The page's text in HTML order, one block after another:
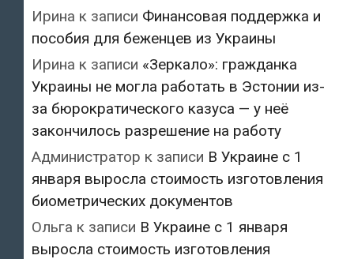
Ирина к записи Финансовая поддержка и
пособия для беженцев из Украины
Ирина к записи «Зеркало»: гражданка
Украины не могла работать в Эстонии из-
за бюрократического казуса — у неё
закончилось разрешение на работу
Администратор к записи В Украине с 1
января выросла стоимость изготовления
биометрических документов
Ольга к записи В Украине с 1 января
выросла стоимость изготовления